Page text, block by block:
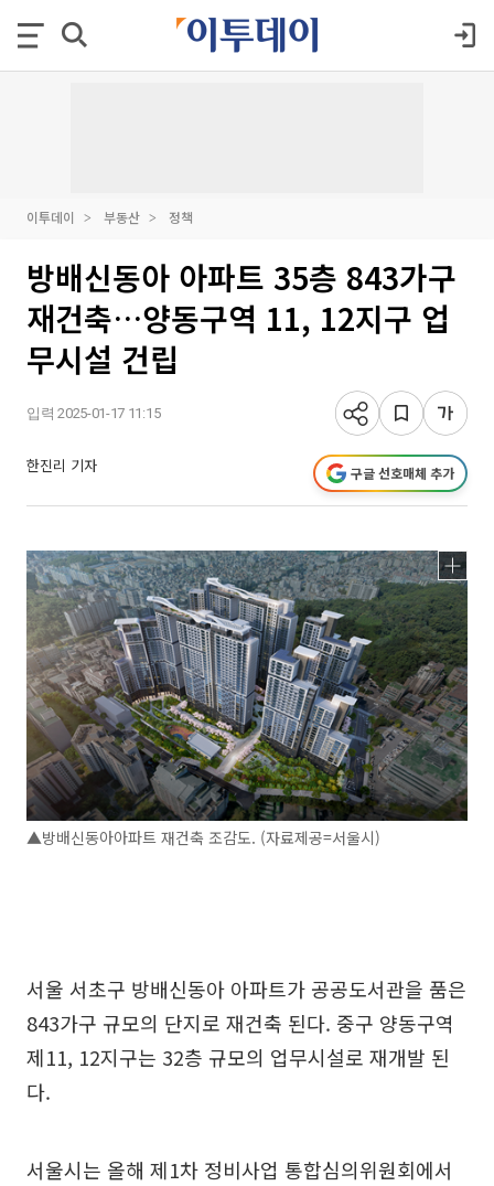
이투데이 부동산 정책
방배신동아 아파트 35층 843가구
재건축…양동구역 11, 12지구 업
무시설 건립
입력 2025-01-17 11:15
한진리 기자 구글 선호매체 추가
▲방배신동아아파트 재건축 조감도. (자료제공=서울시)
서울 서초구 방배신동아 아파트가 공공도서관을 품은
843가구 규모의 단지로 재건축 된다. 중구 양동구역
제11, 12지구는 32층 규모의 업무시설로 재개발 된
다.
서울시는 올해 제1차 정비사업 통합심의위원회에서